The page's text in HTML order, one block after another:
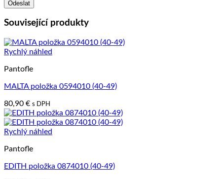
Související produkty
Rychlý náhled
Pantofle
MALTA položka 0594010 (40-49)
80,90 € s DPH
Rychlý náhled
Pantofle
EDITH položka 0874010 (40-49)